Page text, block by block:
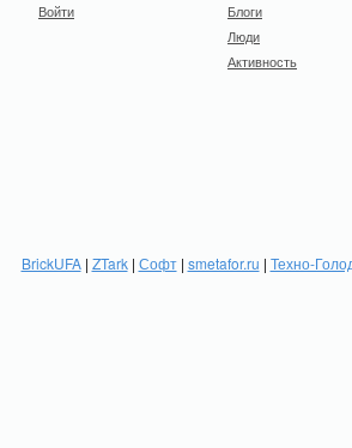
Войти
Блоги
Люди
Активность
BrickUFA| ZTark| Софт| smetafor.ru | Техно-